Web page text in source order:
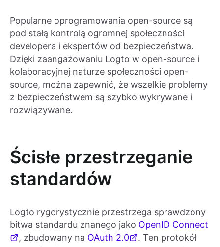
Popularne oprogramowania open-source są
pod stałą kontrolą ogromnej społeczności
developera i ekspertów od bezpieczeństwa.
Dzięki zaangażowaniu Logto w open-source i
kolaboracyjnej naturze społeczności open-
source, można zapewnić, że wszelkie problemy
z bezpieczeństwem są szybko wykrywane i
rozwiązywane.
Ścisłe przestrzeganie
standardów
Logto rygorystycznie przestrzega sprawdzony
bitwa standardu znanego jako OpenID Connect
, zbudowany na OAuth 2.0
. Ten protokół